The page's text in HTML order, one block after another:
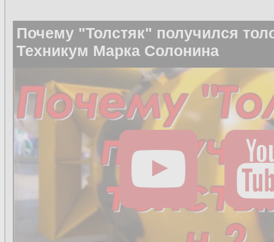
Почему "Толстяк" получился
Техникум Марка Солонина